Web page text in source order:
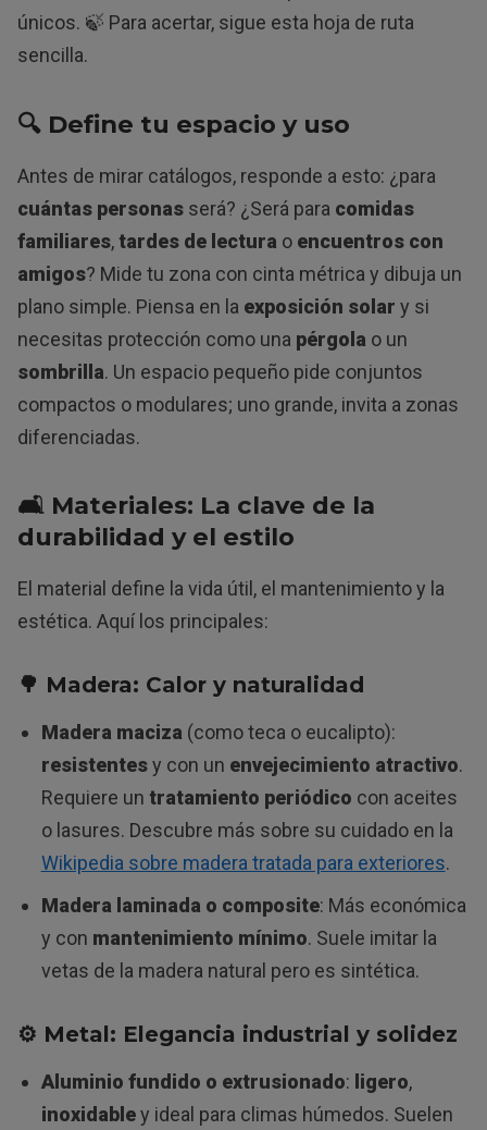
únicos. 🍃 Para acertar, sigue esta hoja de ruta
sencilla.
🔍 Define tu espacio y uso
Antes de mirar catálogos, responde a esto: ¿para
cuántas personas será? ¿Será para comidas
familiares, tardes de lectura o encuentros con
amigos? Mide tu zona con cinta métrica y dibuja un
plano simple. Piensa en la exposición solar y si
necesitas protección como una pérgola o un
sombrilla. Un espacio pequeño pide conjuntos
compactos o modulares; uno grande, invita a zonas
diferenciadas.
🛋️ Materiales: La clave de la
durabilidad y el estilo
El material define la vida útil, el mantenimiento y la
estética. Aquí los principales:
🌳 Madera: Calor y naturalidad
Madera maciza (como teca o eucalipto):
resistentesy con un envejecimiento atractivo.
Requiere un tratamiento periódico con aceites
o lasures. Descubre más sobre su cuidado en la
Wikipedia sobre madera tratada para exteriores.
Madera laminada o composite: Más económica
y con mantenimiento mínimo. Suele imitar la
vetas de la madera natural pero es sintética.
⚙️ Metal: Elegancia industrial y solidez
Aluminio fundido o extrusionado: ligero,
inoxidabley ideal para climas húmedos. Suelen